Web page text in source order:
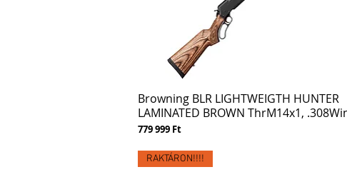
Browning BLR LIGHTWEIGTH HUNTER
LAMINATED BROWN ThrM14x1,
Ár
779 999 Ft
RAKTÁRON!!!!